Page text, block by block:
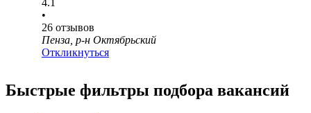
4.1
•
26 отзывов
Пенза, р-н Октябрьский
Откликнуться
Быстрые фильтры подбора вакансий